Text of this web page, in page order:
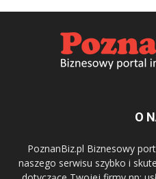
O
PoznanBiz.pl Biznesowy
naszego serwisu szybko i